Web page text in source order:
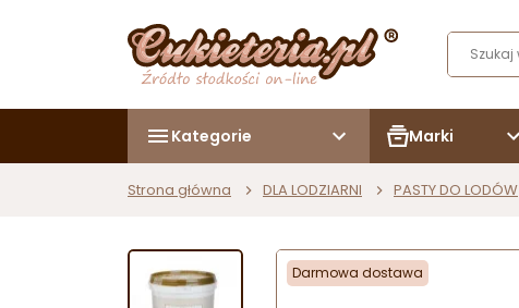
Kategorie Marki
Strona główna DLA LODZIARNI PASTY DO LODÓW
Darmowa dostawa